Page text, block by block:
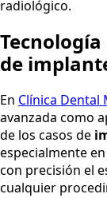
radiológico.
de
En Clínica
avanzada como
de los casos de
especialmente
con precisión el
cualquier